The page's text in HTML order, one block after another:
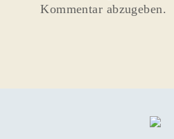
Kommentar abzugeben.